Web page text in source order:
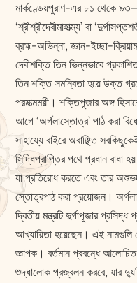
মার্কণ্ডেয়পুরাণ-এর ৮১ থেকে
‘শ্রীশ্রীদেবীমাহাত্ম্য’ বা
ব্রহ্ম-অভিন্না, জ্ঞান-ইচ্ছা-
দেবীশক্তি তিন ভিন্নভাবে
তিন শক্তি সমন্বিতা হয়ে উক্ত
পরমাত্মময়ী। শক্তিপূজার অঙ্গ
আগে ‘অর্গলাস্তোত্র’ পাঠ করা
সাহায্যে বাইরে অবাঞ্ছিত
সিদ্ধিপ্রাপ্তির পথে প্রধান বাধা
যা প্রতিরোধ করতে এবং তার
স্তোত্রপাঠ করা প্রয়োজন।
দ্বিতীয় মন্ত্রটি দুর্গাপূজার প্রসিদ্ধ
আখ্যায়িতা হয়েছেন। এই নামগুলি
জ্ঞাপক। বর্তমান প্রবন্ধে
শুদ্ধালোক প্রজ্বলন করবে, যার